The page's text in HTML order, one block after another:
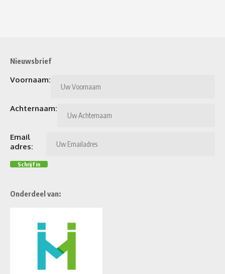
Nieuwsbrief
Voornaam:
Achternaam:
Email
adres:
Onderdeel van: